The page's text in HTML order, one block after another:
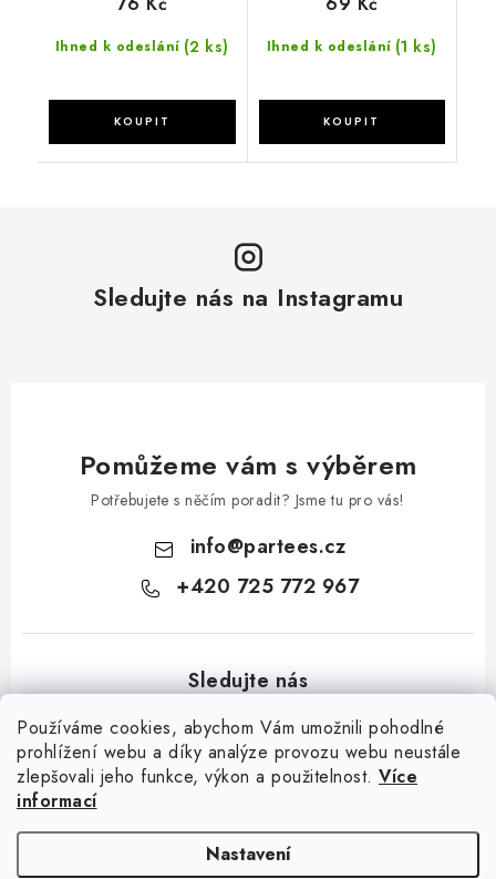
Používáme cookies, abychom Vám umožnili pohodlné
prohlížení webu a díky analýze provozu webu neustále
zlepšovali jeho funkce, výkon a použitelnost. Více
informací
Nastavení
Ihned k odeslání (2 ks) Ihned k odeslání (1 ks)
Sledujte nás na Instagramu
Pomůžeme vám s výběrem
Potřebujete s něčím poradit? Jsme tu pro vás!
info@partees.cz
+420 725 772 967
Kontakt Moje objednávka Hodnocení obchodu Jak nakupovat
Obchodní podmínky